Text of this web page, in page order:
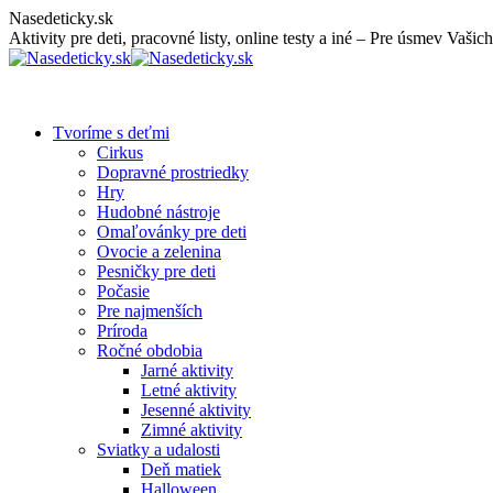
Skip
to
content
Nasedeticky.sk
Aktivity pre deti, pracovné listy, online testy a iné – Pre úsmev
Tvoríme s deťmi
Cirkus
Dopravné prostriedky
Hry
Hudobné nástroje
Omaľovánky pre deti
Ovocie a zelenina
Pesničky pre deti
Počasie
Pre najmenších
Príroda
Ročné obdobia
Jarné aktivity
Letné aktivity
Jesenné aktivity
Zimné aktivity
Sviatky a udalosti
Deň matiek
Halloween